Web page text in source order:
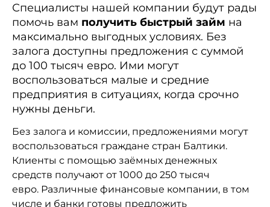
Специалисты нашей компании будут рады
помочь вам получить быстрый займ на
максимально выгодных условиях. Без
залога доступны предложения с суммой
до 100 тысяч евро. Ими могут
воспользоваться малые и средние
предприятия в ситуациях, когда срочно
нужны деньги.
Без залога и комиссии, предложениями могут
воспользоваться граждане стран Балтики.
Клиенты с помощью заёмных денежных
средств получают от 1000 до 250 тысяч
евро. Различные финансовые компании, в том
числе и банки готовы предложить